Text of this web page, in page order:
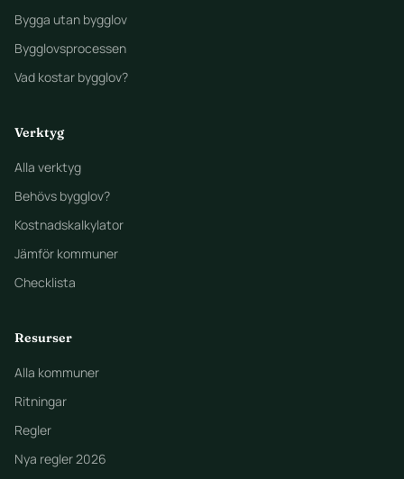
Bygga utan bygglov
Bygglovsprocessen
Vad kostar bygglov?
Verktyg
Alla verktyg
Behövs bygglov?
Kostnadskalkylator
Jämför kommuner
Checklista
Resurser
Alla kommuner
Ritningar
Regler
Nya regler 2026